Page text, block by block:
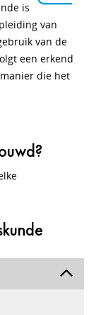
is
van
van de
een erkend
die het